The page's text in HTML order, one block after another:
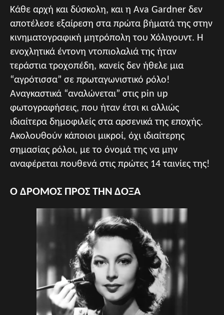
Κάθε αρχή και δύσκολη, και η Ava Gardner δεν
αποτέλεσε εξαίρεση στα πρώτα βήματά της στην
κινηματογραφική μητρόπολη του Χόλιγουντ. Η
ενοχλητικά έντονη ντοπιολαλιά της ήταν
τεράστια τροχοπέδη, κανείς δεν ήθελε μια
“αγρότισσα” σε πρωταγωνιστικό ρόλο!
Αναγκαστικά “αναλώνεται” στις pin up
φωτογραφήσεις, που ήταν έτσι κι αλλιώς
ιδιαίτερα δημοφιλείς στα αρσενικά της εποχής.
Ακολουθούν κάποιοι μικροί, όχι ιδιαίτερης
σημασίας ρόλοι, με το όνομά της να μην
αναφέρεται πουθενά στις πρώτες 14 ταινίες της!
Ο ΔΡΟΜΟΣ ΠΡΟΣ ΤΗΝ ΔΟΞΑ